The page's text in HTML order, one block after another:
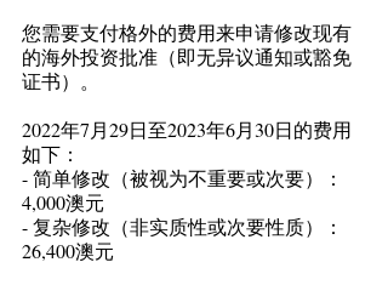
您需要支付格外的费用来申请修改现有
的海外投资批准（即无异议通知或豁免
证书）。
2022年7月29日至2023年6月30日的费用
如下：
- 简单修改（被视为不重要或次要）：
4,000澳元
- 复杂修改（非实质性或次要性质）：
26,400澳元